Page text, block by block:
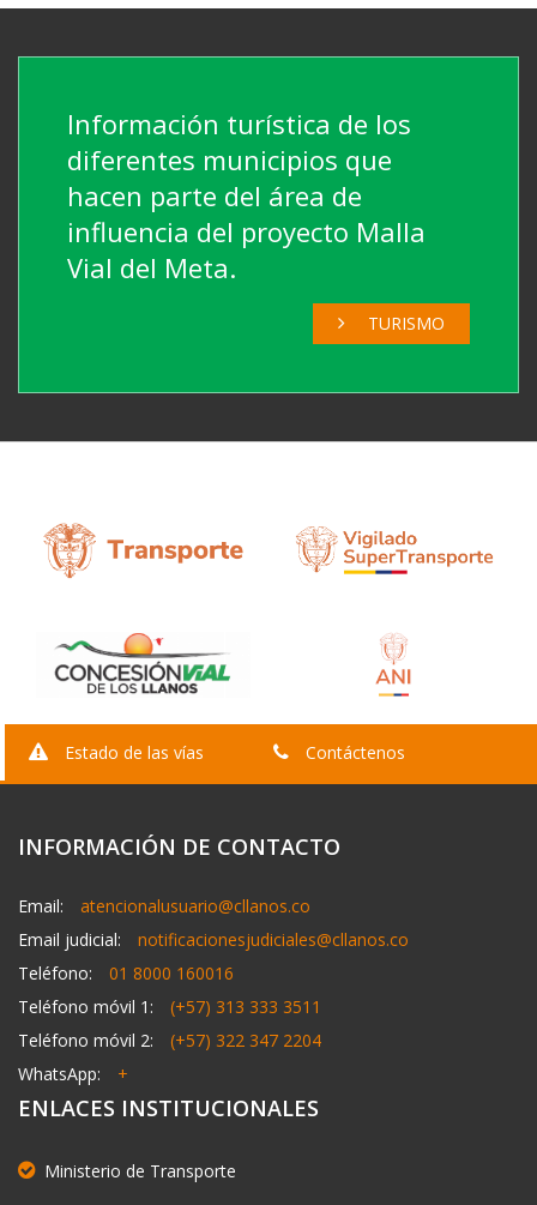
Información turística de los
diferentes municipios que
hacen parte del área de
influencia del proyecto Malla
Vial del Meta.
TURISMO
Estado de las vías Contáctenos
INFORMACIÓN DE CONTACTO
Email:
atencionalusuario@cllanos.co
Email judicial:
notificacionesjudiciales@cllanos.co
Teléfono:
01 8000 160016
Teléfono móvil 1:
(+57) 313 333 3511
Teléfono móvil 2:
(+57) 322 347 2204
WhatsApp:
+
ENLACES INSTITUCIONALES
Ministerio de Transporte